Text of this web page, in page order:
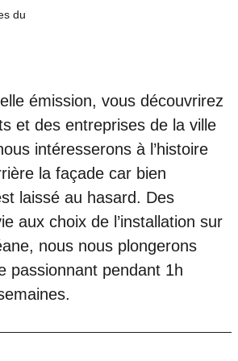
du
émission, vous découvrirez
et des entreprises de la ville
intéresserons à l’histoire
la façade car bien
laissé au hasard. Des
aux choix de l’installation sur
nous nous plongerons
passionnant pendant 1h